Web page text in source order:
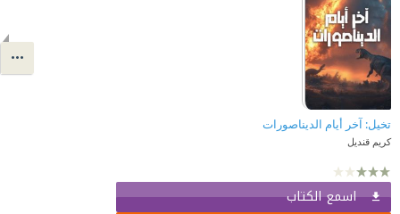
تخيل: آخر أيام الديناصورات
كريم قنديل
اسمع الكتاب